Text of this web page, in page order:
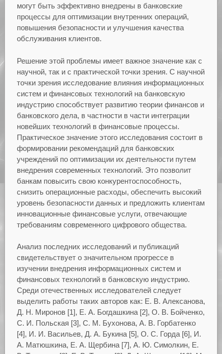
могут быть эффективно внедрены в банковские
процессы для оптимизации внутренних операций,
повышения безопасности и улучшения качества
обслуживания клиентов.
Решение этой проблемы имеет важное значение как с
научной, так и с практической точки зрения. С научной
точки зрения исследование влияния информационных
систем и финансовых технологий на банковскую
индустрию способствует развитию теории финансов и
банковского дела, в частности в части интеграции
новейших технологий в финансовые процессы.
Практическое значение этого исследования состоит в
формировании рекомендаций для банковских
учреждений по оптимизации их деятельности путем
внедрения современных технологий. Это позволит
банкам повысить свою конкурентоспособность,
снизить операционные расходы, обеспечить высокий
уровень безопасности данных и предложить клиентам
инновационные финансовые услуги, отвечающие
требованиям современного цифрового общества.
Анализ последних исследований и публикаций
свидетельствует о значительном прогрессе в
изучении внедрения информационных систем и
финансовых технологий в банковскую индустрию.
Среди отечественных исследователей следует
выделить работы таких авторов как: Е. В. Алексанова,
Д. Н. Миронов [1], Е. А. Богдашкина [2], О. В. Бойченко,
С. И. Польская [3], С. М. Бухонова, А. В. Горбатенко
[4], И. И. Васильев, Д. А. Букина [5], О. С. Горда [6], И.
А. Матюшкина, Е. А. Щербина [7], А. Ю. Симолкин, Е.